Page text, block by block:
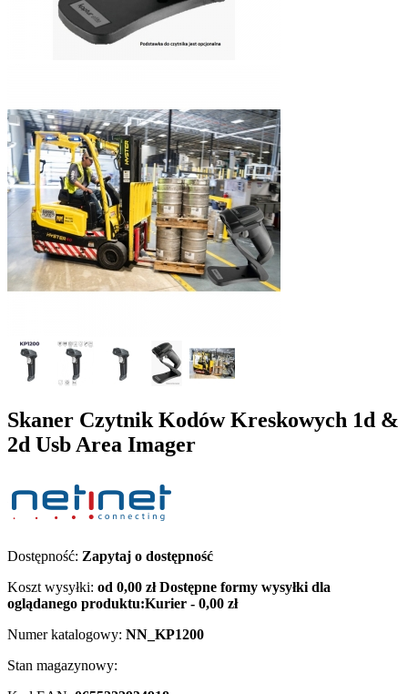
Skaner Czytnik Kodów Kreskowych 1d &
2d Usb Area Imager
Dostępność: Zapytaj o dostępność
Koszt wysyłki: od 0,00 złDostępne formy wysyłki dla
oglądanego produktu:Kurier - 0,00 zł
Numer katalogowy: NN_KP1200
Stan magazynowy: